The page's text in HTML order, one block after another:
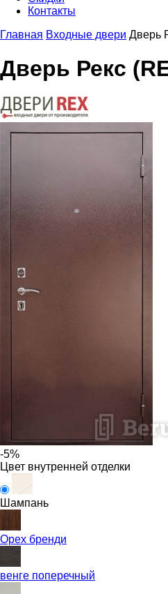
Контакты
Главная Входные двери Дверь
Дверь Рекс
-5%
Цвет внутренней отделки
Шампань
Орех бренди
венге поперечный